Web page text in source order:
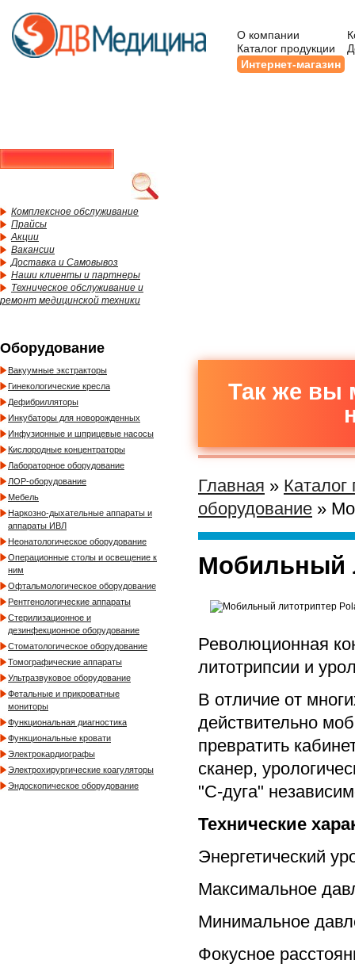
О компании
Каталог продукции
Интернет-магазин
Комплексное обслуживание
Прайсы
Акции
Вакансии
Доставка и Самовывоз
Наши клиенты и партнеры
Техническое обслуживание и
ремонт медицинской техники
Оборудование
Вакуумные экстракторы
Гинекологические кресла
Дефибрилляторы
Инкубаторы для новорожденных
Инфузионные и шприцевые насосы
Кислородные концентраторы
Лабораторное оборудование
ЛОР-оборудование
Мебель
Наркозно-дыхательные аппараты и
аппараты ИВЛ
Неонатологическое оборудование
Операционные столы и освещение к
ним
Офтальмологическое оборудование
Рентгенологические аппараты
Стерилизационное и
дезинфекционное оборудование
Стоматологическое оборудование
Томографические аппараты
Ультразвуковое оборудование
Фетальные и прикроватные
мониторы
Функциональная диагностика
Функциональные кровати
Электрокардиографы
Электрохирургические коагуляторы
Эндоскопическое оборудование
Так же вы
Главная » Каталог
оборудование »
Мобильный
Революционная
литотрипсии и
В отличие от
действительно
превратить
сканер,
"С-дуга"
Технические
Энергетический
Максимальное
Минимальное
Фокусное